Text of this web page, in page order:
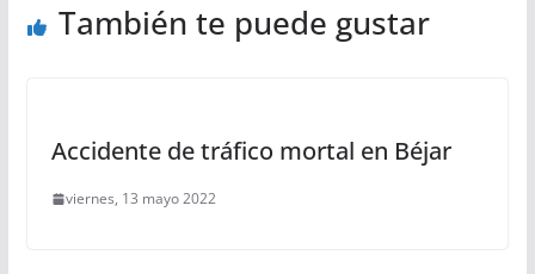
También te puede gustar
Accidente de tráfico mortal en Béjar
viernes, 13 mayo 2022